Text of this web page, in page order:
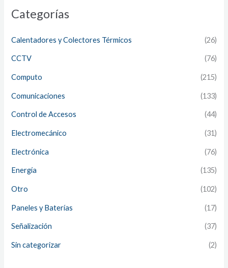
Categorías
Calentadores y Colectores Térmicos (26)
CCTV (76)
Computo (215)
Comunicaciones (133)
Control de Accesos (44)
Electromecánico (31)
Electrónica (76)
Energía (135)
Otro (102)
Paneles y Baterías (17)
Señalización (37)
Sin categorizar (2)